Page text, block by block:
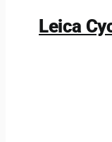
Leica